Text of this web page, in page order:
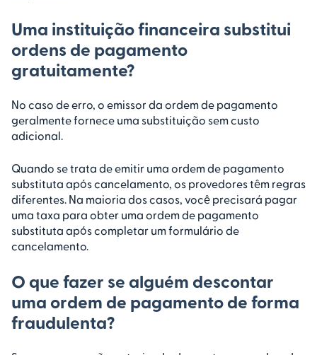
Uma instituição financeira substitui
ordens de pagamento
gratuitamente?
No caso de erro, o emissor da ordem de pagamento
geralmente fornece uma substituição sem custo
adicional.
Quando se trata de emitir uma ordem de pagamento
substituta após cancelamento, os provedores têm regras
diferentes. Na maioria dos casos, você precisará pagar
uma taxa para obter uma ordem de pagamento
substituta após completar um formulário de
cancelamento.
O que fazer se alguém descontar
uma ordem de pagamento de forma
fraudulenta?